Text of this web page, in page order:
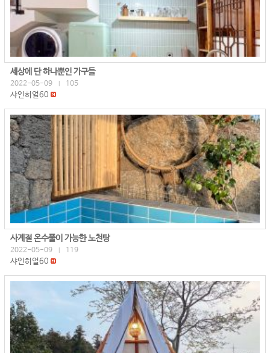
세상에 단 하나뿐인 가구들
2022-05-09 105
샤인히얼60
사계절 온수풀이 가능한 노천탕
2022-05-09 119
샤인히얼60